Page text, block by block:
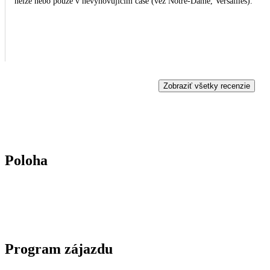
Zobraziť všetky recenzie
Poloha
Program zájazdu